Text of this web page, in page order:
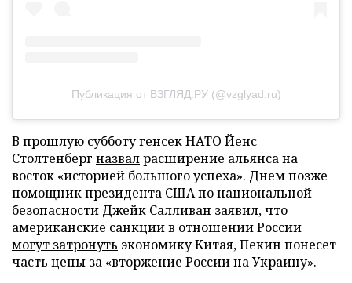
Публикация от ВЗГЛЯД.РУ (@vzglyad.ru)
В прошлую субботу генсек НАТО Йенс
Столтенберг назвалрасширение альянса на
восток «историей большого успеха». Днем позже
помощник президента США по национальной
безопасности Джейк Салливан заявил, что
американские санкции в отношении России
могут затронуть экономику Китая, Пекин понесет
часть цены за «вторжение России на Украину».